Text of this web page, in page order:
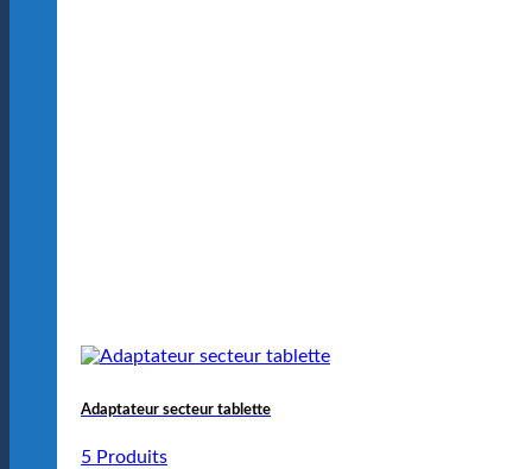
Adaptateur secteur tablette
5 Produits